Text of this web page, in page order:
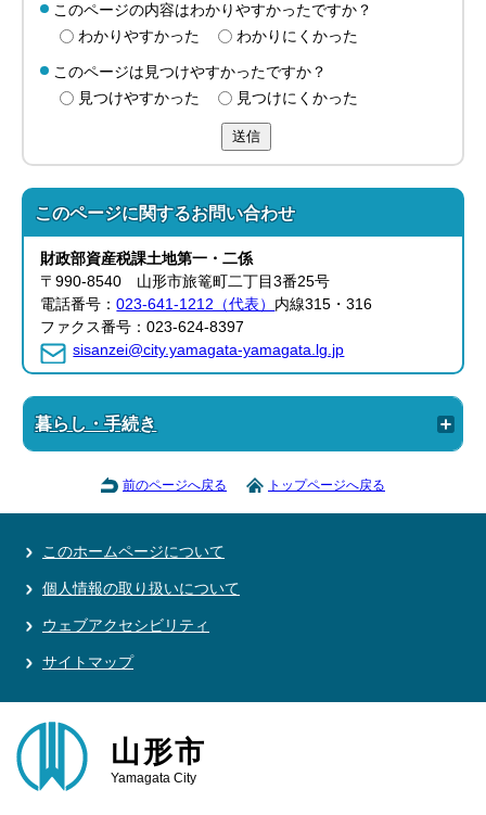
このページの内容はわかりやすかったですか？
わかりやすかった
わかりにくかった
このページは見つけやすかったですか？
見つけやすかった
見つけにくかった
送信
このページに関するお問い合わせ
財政部資産税課土地第一・二係
〒990-8540 山形市旅篭町二丁目3番25号
電話番号：023-641-1212（代表） 内線315・316
ファクス番号：023-624-8397
sisanzei@city.yamagata-yamagata.lg.jp
暮らし・手続き
前のページへ戻る トップページへ戻る
このホームページについて
個人情報の取り扱いについて
ウェブアクセシビリティ
サイトマップ
山形市
Yamagata City